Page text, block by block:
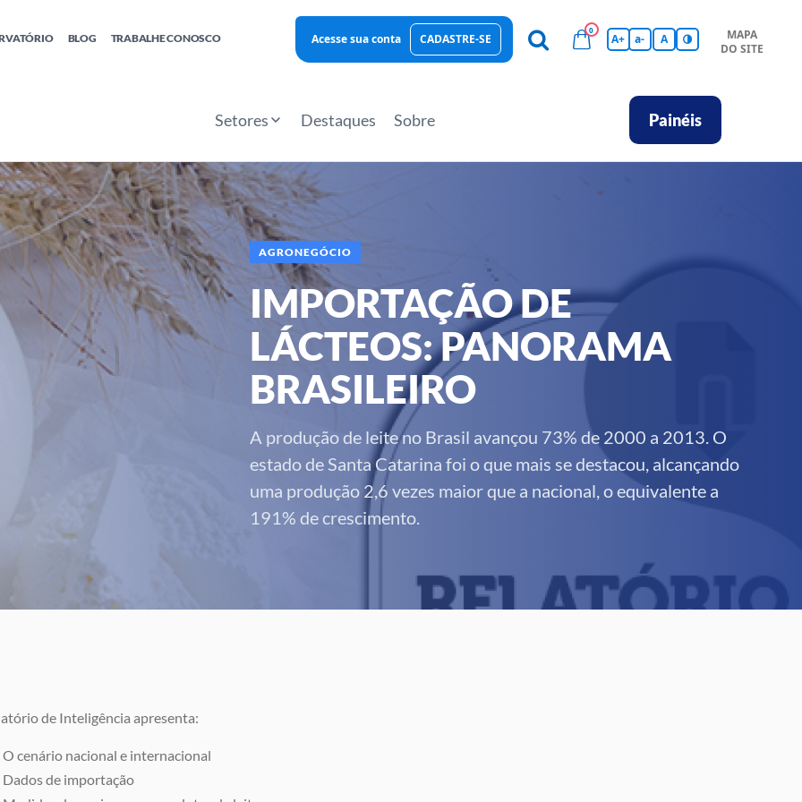
Hub de Conhecimentos
BLOG TRABALHE CONOSCO Acesse sua conta CADASTRE-SE
0
A+ a- A
MAPA
DO SITE
Setores Destaques Sobre Painéis
AGRONEGÓCIO
IMPORTAÇÃO DE
LÁCTEOS: PANORAMA
BRASILEIRO
A produção de leite no Brasil avançou 73% de 2000 a 2013. O
estado de Santa Catarina foi o que mais se destacou, alcançando
uma produção 2,6 vezes maior que a nacional, o equivalente a
191% de crescimento.
de Inteligência apresenta:
O cenário nacional e internacional
Dados de importação